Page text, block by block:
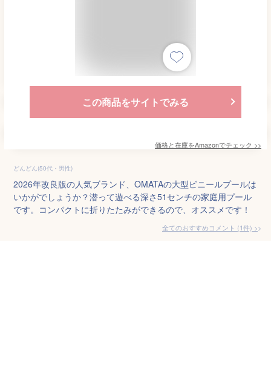
この商品をサイトでみる
価格と在庫をAmazonでチェック >>
どんどん(50代・男性)
2026年改良版の人気ブランド、OMATAの大型ビニールプールは
いかがでしょうか？潜って遊べる深さ51センチの家庭用プール
です。コンパクトに折りたたみができるので、オススメです！
全てのおすすめコメント (1件) >